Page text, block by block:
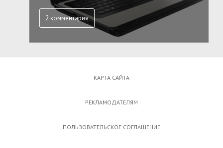
2 комментария
КАРТА САЙТА
РЕКЛАМОДАТЕЛЯМ
ПОЛЬЗОВАТЕЛЬСКОЕ СОГЛАШЕНИЕ